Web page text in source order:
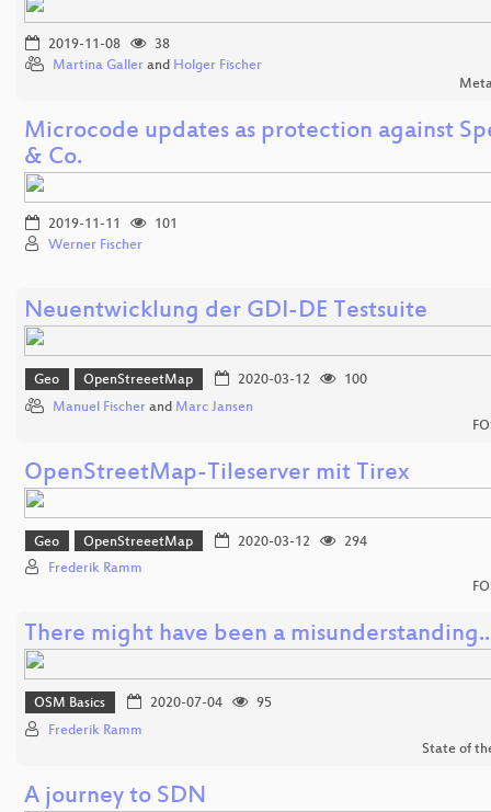
2019-11-08
38
Martina Galler and Holger Fischer
Microcode updates as protection against
& Co.
2019-11-11
101
Werner Fischer
Neuentwicklung der GDI-DE Testsuite
Geo OpenStreeetMap 2020-03-12
100
Manuel Fischer and Marc Jansen
OpenStreetMap-Tileserver mit Tirex
Geo OpenStreeetMap 2020-03-12
294
Frederik Ramm
There might have been a
OSM Basics 2020-07-04
95
Frederik Ramm
State of
A journey to SDN